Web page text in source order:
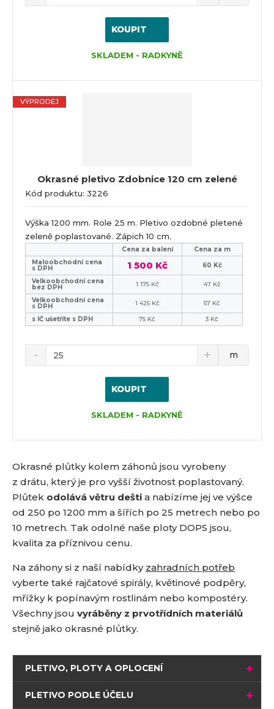
KOUPIT
SKLADEM - RADKYNĚ
Okrasné pletivo Zdobnice 120 cm zelené
Kód produktu: 3226
VÝPRODEJ
Výška 1200 mm. Role 25 m. Pletivo ozdobné pletené
zeleně poplastované. Zápich 10 cm.
Cena za balení
Cena za m
Maloobchodní cena
s DPH 1 500 Kč
60 Kč
Velkoobchodní cena
bez DPH 1 175 Kč
47 Kč
Velkoobchodní cena
s DPH 1 425 Kč
57 Kč
s IČ ušetříte s DPH
75 Kč 3 Kč
m
KOUPIT
SKLADEM - RADKYNĚ
Okrasné plůtky kolem záhonů jsou vyrobeny
z drátu, který je pro vyšší životnost poplastovaný.
Plůtek odolává větru dešti a nabízíme jej ve výšce
od 250 po 1200 mm a šířích po 25 metrech nebo po
10 metrech. Tak odolné naše ploty DOPS jsou,
kvalita za příznivou cenu.
Na záhony si z naší nabídky zahradních potřeb
vyberte také rajčatové spirály, květinové podpěry,
mřížky k popínavým rostlinám nebo kompostéry.
Všechny jsou vyráběny z prvotřídních materiálů
stejně jako okrasné plůtky.
PLETIVO, PLOTY A OPLOCENÍ
PLETIVO PODLE ÚČELU